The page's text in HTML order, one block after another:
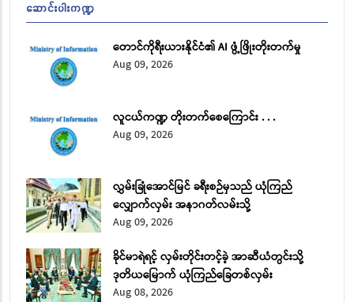
ဆောင်းပါးကဏ္ဍ
တောင်ကိုရီးယားနိုင်ငံ​၏ AI ဖွံ့ဖြိုးတိုးတက်မှု
Aug 09, 2026
လူငယ်ကဏ္ဍ တိုးတက်စေကြောင်း . . .
Aug 09, 2026
လွှမ်းခြုံအောင်မြင် ခရီးစဉ်မှသည် ယုံကြည်
လျှောက်လှမ်း အနာဂတ်လမ်းသို့
Aug 09, 2026
ခိုင်မာရဲရင့် လှမ်းတိုင်းတင့်ခဲ့ အာဆီယံတွင်းသို့
ဒုတိယမြောက် ယုံကြည်ခြေတစ်လှမ်း
Aug 08, 2026